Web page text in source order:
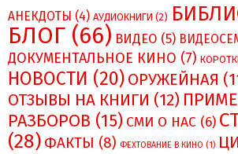
АНЕКДОТЫ (4) АУДИОКНИГИ (2)
БЛОГ (66) ВИДЕО (5)
ДОКУМЕНТАЛЬНОЕ КИНО (7)
НОВОСТИ (20) ОРУЖЕЙНАЯ
ОТЗЫВЫ НА КНИГИ (12)
РАЗБОРОВ (15) СМИ О НAC (6)
(28) ФАКТЫ (8) ФЕХТОВАНИЕ В КИНО (1)